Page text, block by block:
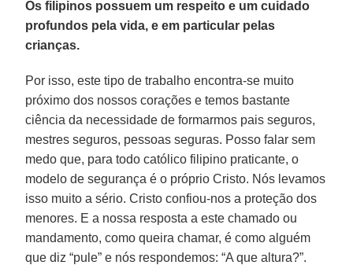
Os filipinos possuem um respeito e um cuidado
profundos pela vida, e em particular pelas
crianças.
Por isso, este tipo de trabalho encontra-se muito
próximo dos nossos corações e temos bastante
ciência da necessidade de formarmos pais seguros,
mestres seguros, pessoas seguras. Posso falar sem
medo que, para todo católico filipino praticante, o
modelo de segurança é o próprio Cristo. Nós levamos
isso muito a sério. Cristo confiou-nos a proteção dos
menores. E a nossa resposta a este chamado ou
mandamento, como queira chamar, é como alguém
que diz “pule” e nós respondemos: “A que altura?”.